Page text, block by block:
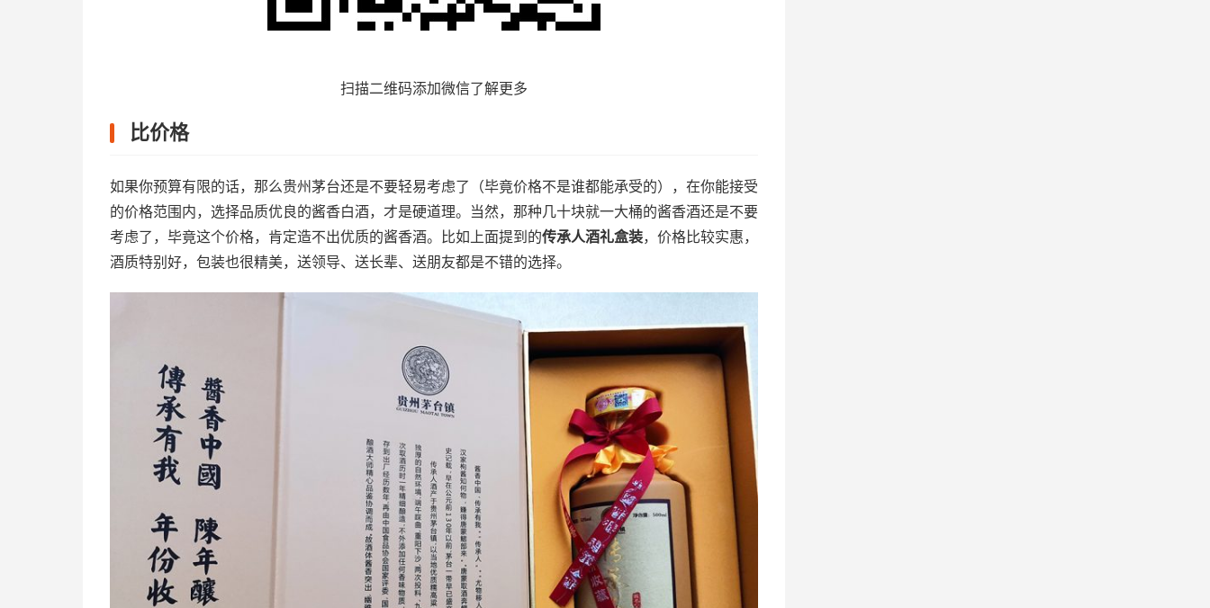
扫描二维码添加微信了解更多
比价格
如果你预算有限的话，那么贵州茅台还是不要轻易考虑了（毕竟价格不是谁都能承受的），在你能接受
的价格范围内，选择品质优良的酱香白酒，才是硬道理。当然，那种几十块就一大桶的酱香酒还是不要
考虑了，毕竟这个价格，肯定造不出优质的酱香酒。比如上面提到的传承人酒礼盒装，价格比较实惠，
酒质特别好，包装也很精美，送领导、送长辈、送朋友都是不错的选择。